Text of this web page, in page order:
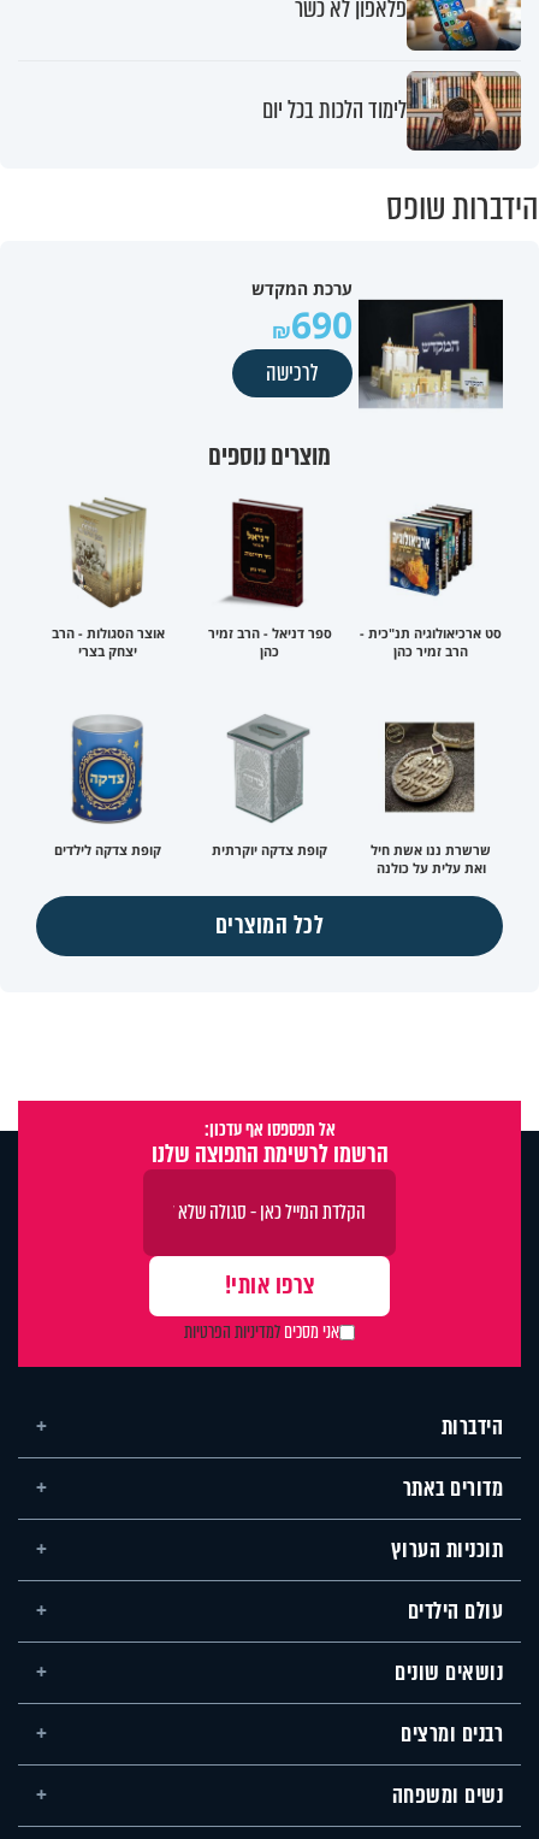
פלאפון לא כשר
לימוד הלכות בכל יום
הידברות שופס
ערכת המקדש
690
לרכישה
מוצרים נוספים
סט ארכיאולוגיה תנ"כית -
הרב זמיר כהן
ספר דניאל - הרב זמיר
כהן
אוצר הסגולות - הרב
יצחק בצרי
שרשרת ננו אשת חיל
ואת עלית על כולנה
קופת צדקה יוקרתית קופת צדקה לילדים
לכל המוצרים
אל תפספסו אף עדכון:
הרשמו לרשימת התפוצה שלנו
אני מסכיםלמדיניות הפרטיות
הידברות
מדורים באתר
תוכניות הערוץ
עולם הילדים
נושאים שונים
רבנים ומרצים
נשים ומשפחה